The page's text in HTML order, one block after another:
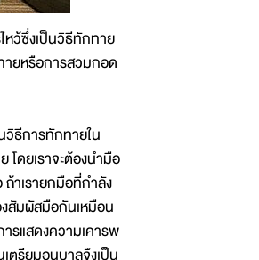
ว้ซึ่งเป็นวิธีทักทาย
ายหรือการสวมกอด
วิธีการทักทายใน
ดยเราจะต้องนำมือ
าเรายกมือที่กำลัง
สัมผัสมือกันเหมือน
รแสดงความเคารพ
ตรียมอนุบาลจึงเป็น